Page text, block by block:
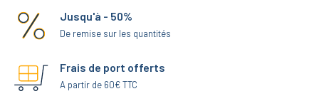
Jusqu'à - 50%
De remise sur les quantités
Frais de port offerts
A partir de 60€ TTC